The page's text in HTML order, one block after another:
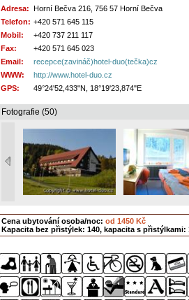
Adresa: Horní Bečva 216, 756 57 Horní Bečva
Telefon: +420 571 645 115
Mobil:
+420 737 211 117
Fax:
+420 571 645 023
Email:
recepce(zavináč)hotel-duo(tečka)cz
WWW:
http://www.hotel-duo.cz
GPS:
49°24'52,433"N, 18°19'23,874"E
Fotografie (50)
Cena ubytování osoba/noc: od 1450 Kč
Kapacita bez přistýlek: 140, kapacita s přistýlkami: